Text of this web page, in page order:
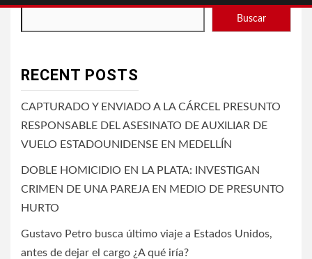
Buscar
RECENT POSTS
CAPTURADO Y ENVIADO A LA CÁRCEL PRESUNTO
RESPONSABLE DEL ASESINATO DE AUXILIAR DE
VUELO ESTADOUNIDENSE EN MEDELLÍN
DOBLE HOMICIDIO EN LA PLATA: INVESTIGAN
CRIMEN DE UNA PAREJA EN MEDIO DE PRESUNTO
HURTO
Gustavo Petro busca último viaje a Estados Unidos,
antes de dejar el cargo ¿A qué iría?